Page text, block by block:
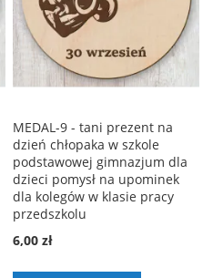
MEDAL-9 - tani prezent na
dzień chłopaka w szkole
podstawowej gimnazjum dla
dzieci pomysł na upominek
dla kolegów w klasie pracy
przedszkolu
6,00 zł